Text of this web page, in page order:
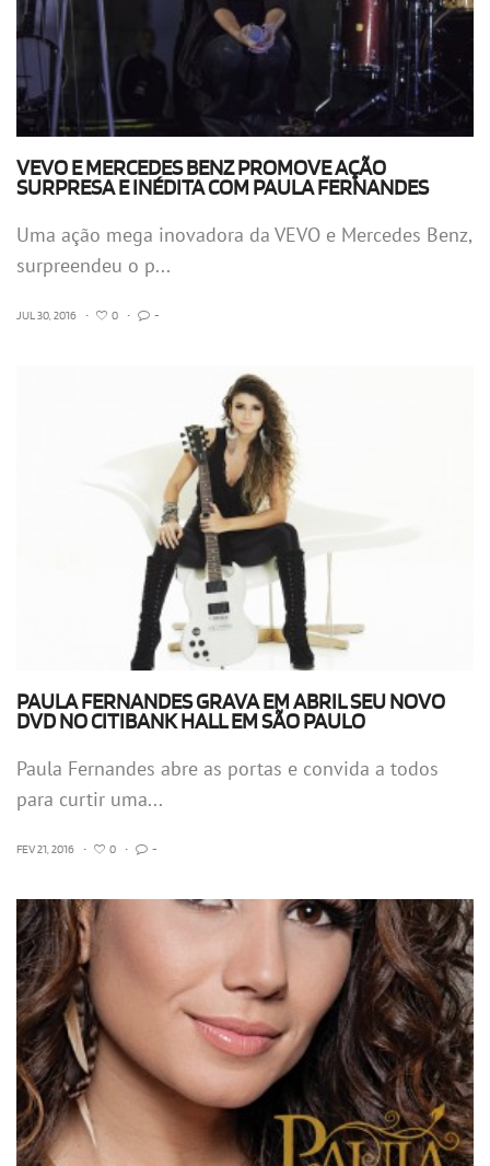
VEVO E MERCEDES BENZ PROMOVE AÇÃO
SURPRESA E INÉDITA COM PAULA FERNANDES
Uma ação mega inovadora da VEVO e Mercedes Benz,
surpreendeu o p...
JUL 30, 2016 • 0 • -
PAULA FERNANDES GRAVA EM ABRIL SEU NOVO
DVD NO CITIBANK HALL EM SÃO PAULO
Paula Fernandes abre as portas e convida a todos
para curtir uma...
FEV 21, 2016 • 0 • -